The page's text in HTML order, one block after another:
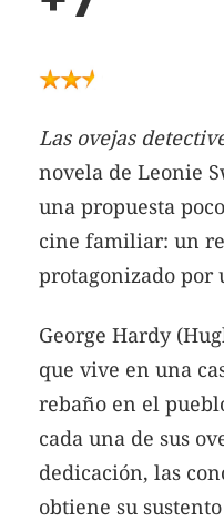
Las ovejas
novela de Leonie
una propuesta
cine familiar: un
protagonizado por
George Hardy
que vive en una
rebaño en el
cada una de sus
dedicación, las
obtiene su